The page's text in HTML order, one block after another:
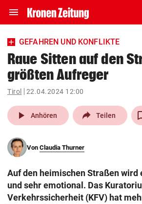
menu Navigation
ein-/ausklappen
account_circle Anmelden
pin_drop
Wien
search
eingeben
GEFAHREN UND KONFLIKTE
Raue Sitten auf den
größten Aufreger
Tirol 22.04.2024 12:00
play_arrow Anhören Teilen
Von Claudia Thurner
Auf den heimischen Straßen wird
und sehr emotional. Das
Verkehrssicherheit (KFV) hat